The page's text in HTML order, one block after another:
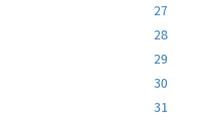
27
28
29
30
31